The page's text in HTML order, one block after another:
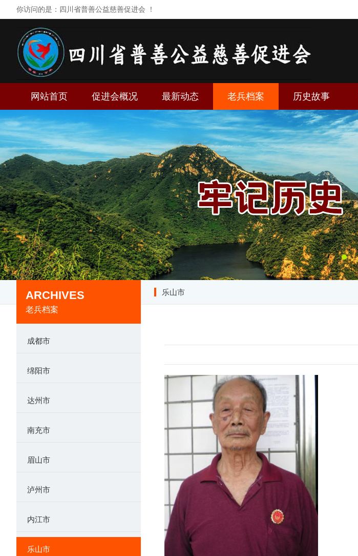
你访问的是：四川省普善公益慈善促进会 ！
网站首页 促进会概况 最新动态 老兵档案 历史故事
ARCHIVES
老兵档案
成都市
绵阳市
达州市
南充市
眉山市
泸州市
内江市
乐山市
乐山市